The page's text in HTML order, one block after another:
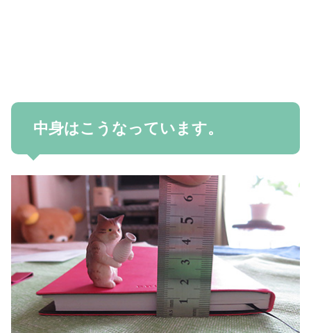
中身はこうなっています。